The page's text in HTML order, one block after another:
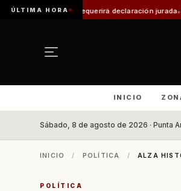
ÚLTIMA HORA
requerirá declaración jurada El resto de Chile
INICIO
Sábado, 8 de agosto de 2026 · Punta
INICIO / POLÍTICA / ALZA
POLÍTICA